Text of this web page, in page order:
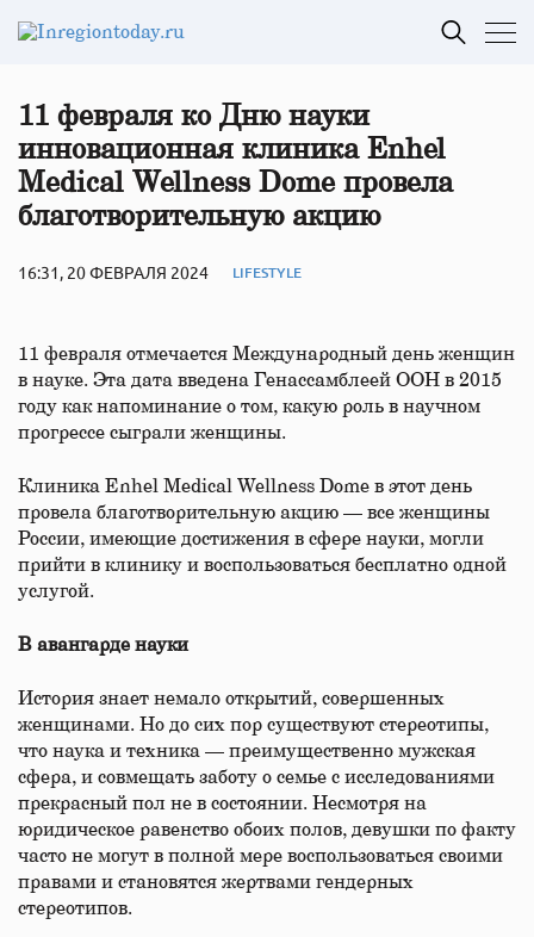
11 февраля ко Дню науки
инновационная клиника Enhel
Medical Wellness Dome провела
благотворительную акцию
16:31, 20 ФЕВРАЛЯ 2024 LIFESTYLE
11 февраля отмечается Международный день женщин
в науке. Эта дата введена Генассамблеей ООН в 2015
году как напоминание о том, какую роль в научном
прогрессе сыграли женщины.
Клиника Enhel Medical Wellness Dome в этот день
провела благотворительную акцию — все женщины
России, имеющие достижения в сфере науки, могли
прийти в клинику и воспользоваться бесплатно одной
услугой.
В авангарде науки
История знает немало открытий, совершенных
женщинами. Но до сих пор существуют стереотипы,
что наука и техника — преимущественно мужская
сфера, и совмещать заботу о семье с исследованиями
прекрасный пол не в состоянии. Несмотря на
юридическое равенство обоих полов, девушки по факту
часто не могут в полной мере воспользоваться своими
правами и становятся жертвами гендерных
стереотипов.